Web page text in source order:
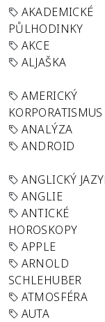
AKADEMICKÉ
PŮLHODINKY
AKCE
ALJAŠKA
AMERICKÝ
KORPORATISMUS
ANALÝZA
ANDROID
ANGLICKÝ
ANGLIE
ANTICKÉ
HOROSKOPY
APPLE
ARNOLD
SCHLEHUBER
ATMOSFÉRA
AUTA